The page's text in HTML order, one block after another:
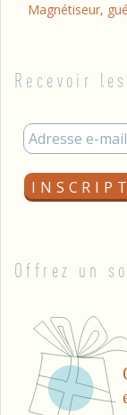
Magnétiseur,
Recevoir
Offrez un